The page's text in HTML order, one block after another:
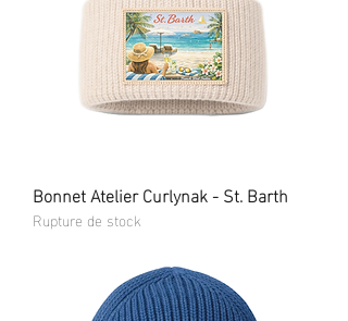
Bonnet Atelier Curlynak - St. Barth
Rupture de stock